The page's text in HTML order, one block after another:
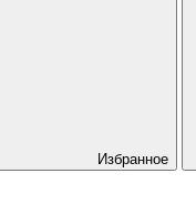
Избранное